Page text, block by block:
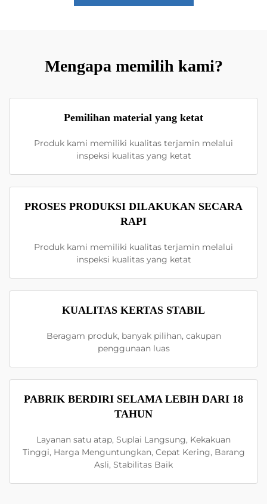
Mengapa memilih kami?
Pemilihan material yang ketat
Produk kami memiliki kualitas terjamin melalui
inspeksi kualitas yang ketat
PROSES PRODUKSI DILAKUKAN SECARA
RAPI
Produk kami memiliki kualitas terjamin melalui
inspeksi kualitas yang ketat
KUALITAS KERTAS STABIL
Beragam produk, banyak pilihan, cakupan
penggunaan luas
PABRIK BERDIRI SELAMA LEBIH DARI 18
TAHUN
Layanan satu atap, Suplai Langsung, Kekakuan
Tinggi, Harga Menguntungkan, Cepat Kering, Barang
Asli, Stabilitas Baik